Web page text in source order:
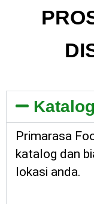
Katalog
Primarasa
katalog dan
lokasi anda.